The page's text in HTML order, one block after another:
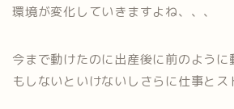
環境が変化していきますよね、、、
今まで動けたのに出産後に前のように
もしないといけないしさらに仕事とス